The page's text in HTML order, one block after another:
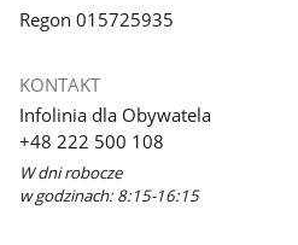
Regon 015725935
KONTAKT
Infolinia dla Obywatela
+48 222 500 108
W dni robocze
w godzinach: 8:15-16:15